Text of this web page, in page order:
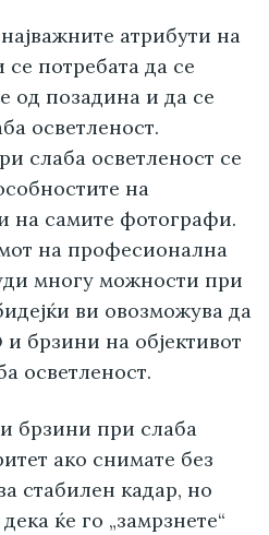
атрибути на
потребата да се
од позадина и да се
осветленост.
слаба осветленост се
на
на самите фотографи.
на професионална
многу можности при
ви овозможува да
брзини на објективот
осветленост.
брзини при слаба
ако снимате без
стабилен кадар, но
ќе го „замрзнете“